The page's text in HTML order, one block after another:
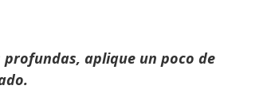
profundas, aplique un poco de